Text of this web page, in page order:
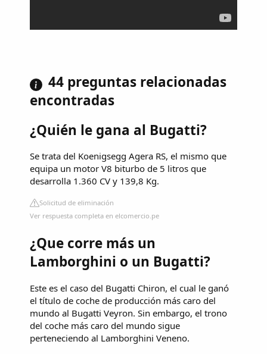
44 preguntas relacionadas
encontradas
¿Quién le gana al Bugatti?
Se trata del Koenigsegg Agera RS, el mismo que
equipa un motor V8 biturbo de 5 litros que
desarrolla 1.360 CV y 139,8 Kg.
Solicitud de eliminación
Ver respuesta completa en elcomercio.pe
¿Que corre más un
Lamborghini o un Bugatti?
Este es el caso del Bugatti Chiron, el cual le ganó
el título de coche de producción más caro del
mundo al Bugatti Veyron. Sin embargo, el trono
del coche más caro del mundo sigue
perteneciendo al Lamborghini Veneno.